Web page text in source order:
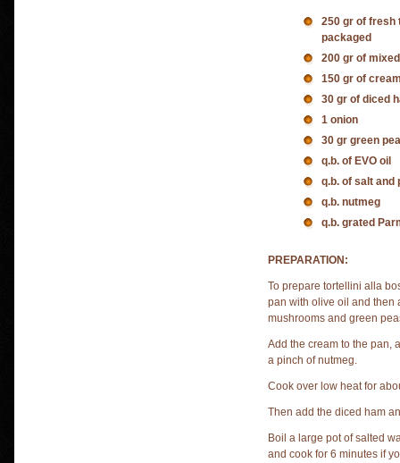
250 gr of fresh
packaged
200 gr of
150 gr of
30 gr of diced
1 onion
30 gr green
q.b. of EVO oil
q.b. of salt and
q.b. nutmeg
q.b. grated
PREPARATION:
To prepare tortellini alla
pan with olive oil and then
mushrooms and green
Add the cream to the pan,
a pinch of nutmeg.
Cook over low heat for
Then add the diced ham
Boil a large pot of salted
and cook for 6 minutes if